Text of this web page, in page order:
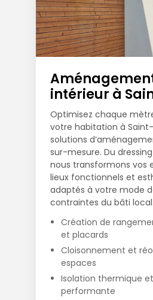
intérieur à
Optimisez chaque
votre habitation à
solutions
sur-mesure. Du
nous transformons vos
lieux fonctionnels et
adaptés à votre mode
contraintes du bâti local.
Création de
et placards
Cloisonnement et
espaces
Isolation thermique
performante